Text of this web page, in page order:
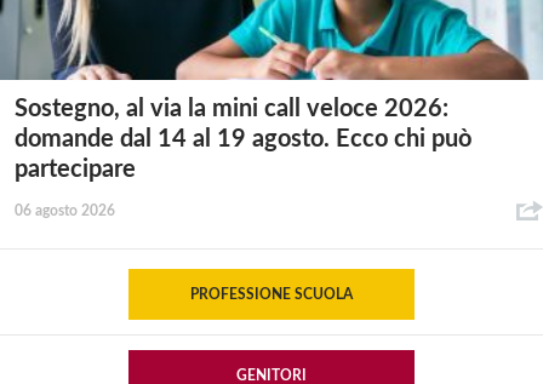
Sostegno, al via la mini call veloce 2026:
domande dal 14 al 19 agosto. Ecco chi può
partecipare
06 agosto 2026
PROFESSIONE SCUOLA
GENITORI